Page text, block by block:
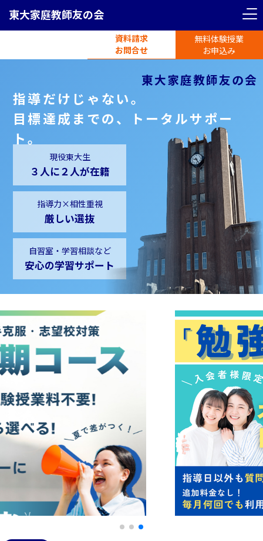
東大家庭教師友の会
資料請求
お問合せ
無料体験授業
お申込み
東大家庭教師友の会
指導だけじゃない。
目標達成までの、トータルサポー
ト。
現役東大生
３人に２人が在籍
指導力×相性重視
厳しい選抜
自習室・学習相談など
安心の学習サポート